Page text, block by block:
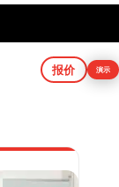
报价 演示